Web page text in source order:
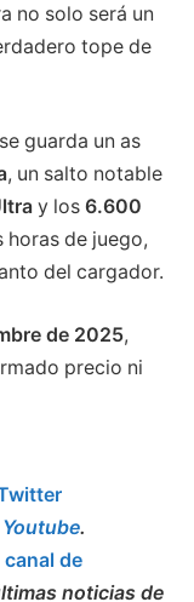
no solo será un
tope de
guarda un as
, un salto notable
y los 6.600
horas de juego,
del cargador.
de 2025,
precio ni
Youtube.
de
noticias de